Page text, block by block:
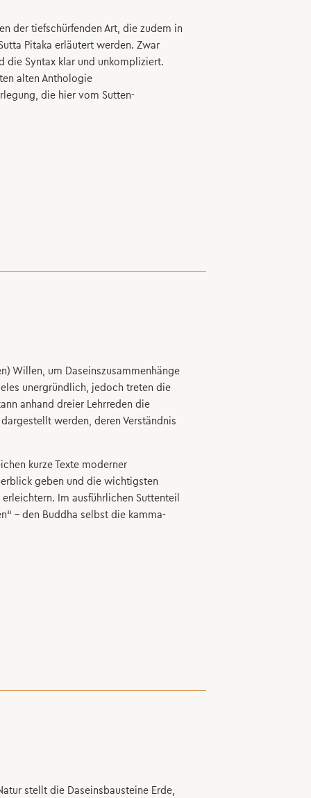
der tiefschürfenden Art, die zudem in
Pitaka erläutert werden. Zwar
die Syntax klar und unkompliziert.
alten Anthologie
die hier vom Sutten-
Willen, um Daseinszusammenhänge
unergründlich, jedoch treten die
anhand dreier Lehrreden die
werden, deren Verständnis
kurze Texte moderner
geben und die wichtigsten
Im ausführlichen Suttenteil
– den Buddha selbst die kamma-
stellt die Daseinsbausteine Erde,